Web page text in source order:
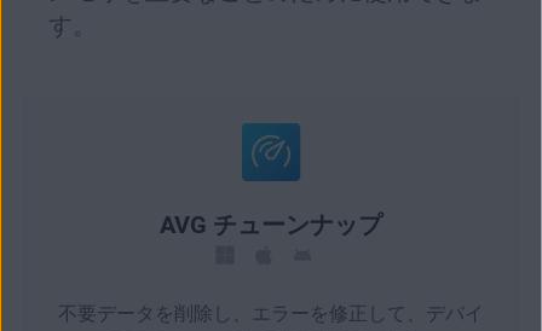
す。
AVG チューンナップ
不要データを削除し、エラーを修正して、デバイ